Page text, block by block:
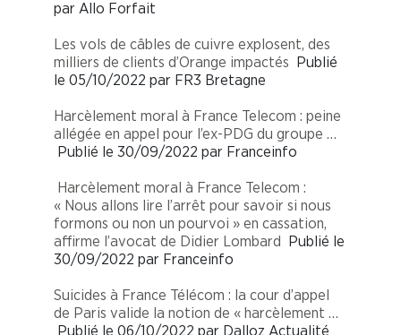
par Allo Forfait
Les vols de câbles de cuivre explosent, des
milliers de clients d’Orange impactés Publié
le 05/10/2022 par FR3 Bretagne
Harcèlement moral à France Telecom : peine
allégée en appel pour l’ex-PDG du groupe …
Publié le 30/09/2022 par Franceinfo
Harcèlement moral à France Telecom :
« Nous allons lire l’arrêt pour savoir si nous
formons ou non un pourvoi » en cassation,
affirme l’avocat de Didier Lombard
Publié le
30/09/2022 par Franceinfo
Suicides à France Télécom : la cour d’appel
de Paris valide la notion de « harcèlement …
Publié le 06/10/2022 par Dalloz Actualité